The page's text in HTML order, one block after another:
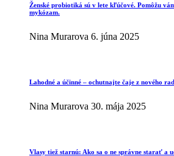
Ženské probiotiká sú v lete kľúčové. Pomôžu
mykózam.
Nina Murarova 6. júna 2025
Lahodné a účinné – ochutnajte čaje z nového
Nina Murarova 30. mája 2025
Vlasy tiež starnú: Ako sa o ne správne starať a